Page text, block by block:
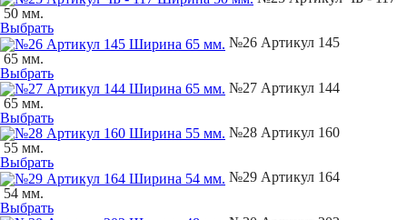
50 мм.
Выбрать
№26 Артикул 145
65 мм.
Выбрать
№27 Артикул 144
65 мм.
Выбрать
№28 Артикул 160
55 мм.
Выбрать
№29 Артикул 164
54 мм.
Выбрать